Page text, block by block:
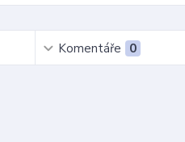
Komentáře 0